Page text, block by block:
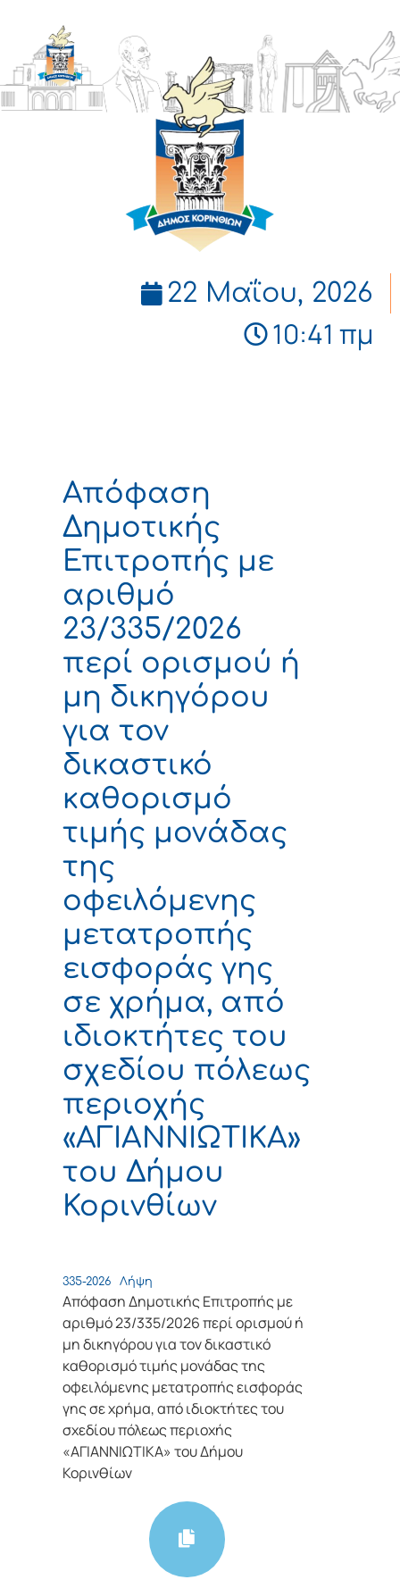
ΔΗΜΟΣ
ΚΟΡΙΝΘΙΩΝ
22 Μαΐου, 2026
10:41 πμ
Απόφαση
Δημοτικής
Επιτροπής με
αριθμό
23/335/2026
περί ορισμού ή
μη δικηγόρου
για τον
δικαστικό
καθορισμό
τιμής μονάδας
της
οφειλόμενης
μετατροπής
εισφοράς γης
σε χρήμα, από
ιδιοκτήτες του
σχεδίου πόλεως
περιοχής
«ΑΓΙΑΝΝΙΩΤΙΚΑ»
του Δήμου
Κορινθίων
335-2026 Λήψη
Απόφαση Δημοτικής Επιτροπής με
αριθμό 23/335/2026 περί ορισμού ή
μη δικηγόρου για τον δικαστικό
καθορισμό τιμής μονάδας της
οφειλόμενης μετατροπής εισφοράς
γης σε χρήμα, από ιδιοκτήτες του
σχεδίου πόλεως περιοχής
«ΑΓΙΑΝΝΙΩΤΙΚΑ» του Δήμου
Κορινθίων